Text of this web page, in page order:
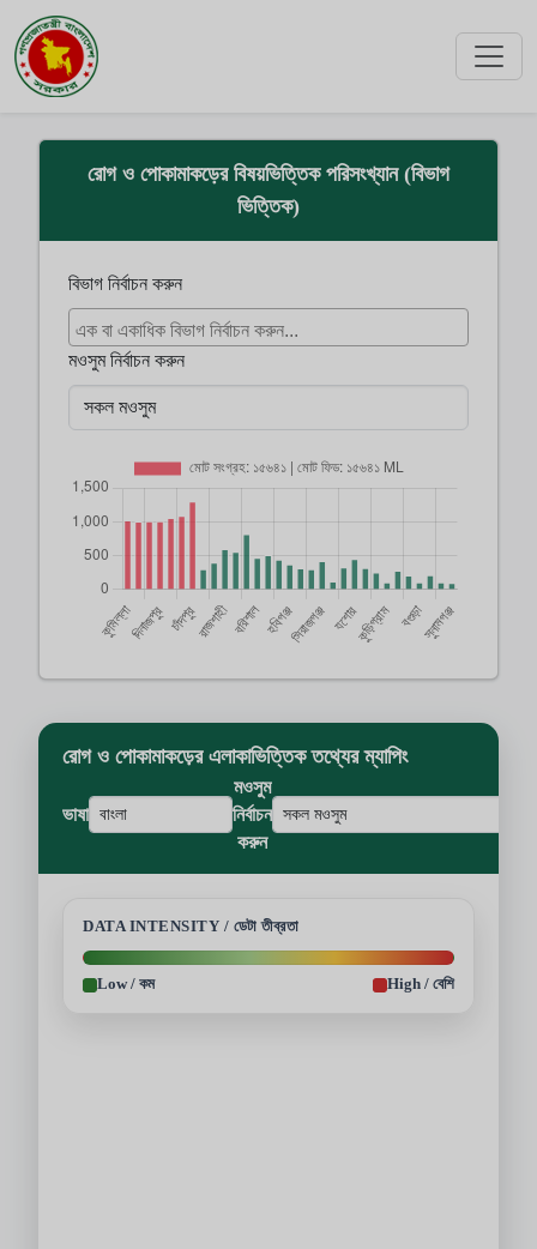
রোগ ও পোকামাকড়ের বিষয়ভিত্তিক পরিসংখ্যান (বিভাগ
ভিত্তিক)
বিভাগ নির্বাচন করুন
মওসুম নির্বাচন করুন
রোগ ও পোকামাকড়ের এলাকাভিত্তিক তথ্যের ম্যাপিং
ভাষা
মওসুম
নির্বাচন
করুন
DATA INTENSITY / ডেটা তীব্রতা
Low / কম High / বেশি